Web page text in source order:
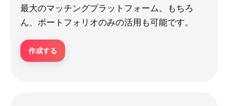
最大のマッチングプラットフォーム。もちろ
ん、ポートフォリオのみの活用も可能です。
作成する